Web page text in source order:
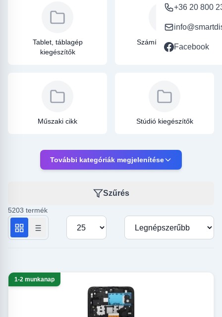
+36 20 800
Facebook
Tablet, táblagép
kiegészítők
Számítástechnika
Műszaki cikk Stúdió kiegészítők
További kategóriák megjelenítése
Szűrés
5203 termék
Termékek száma oldalanként
Rendezés
1-2 munkanap